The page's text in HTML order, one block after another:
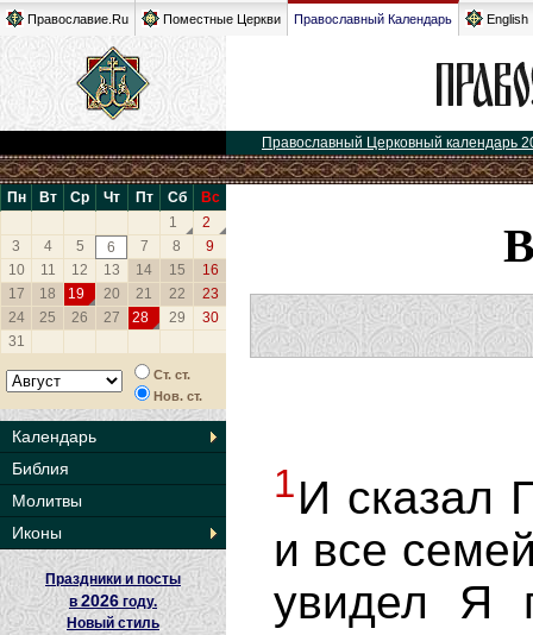
Православие.Ru Поместные Церкви Православный Календарь English
Православный Церковный календарь
Пн Вт Ср Чт Пт Сб
Вс
1
2
3
4 5 6 7 8
9
10
11 12 13 14 15
16
17
18 19 20 21 22
23
24
25 26 27 28 29
30
31
Ст. ст.
Нов. ст.
Календарь
Библия
Молитвы
Иконы
Праздники и посты
в2026 году.
Новый стиль
1И сказал
и все
увидел Я